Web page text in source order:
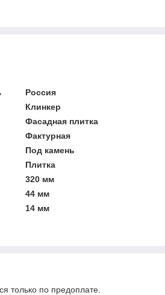
Россия
Клинкер
Фасадная плитка
Фактурная
Под камень
Плитка
320 мм
44 мм
14 мм
только по предоплате.